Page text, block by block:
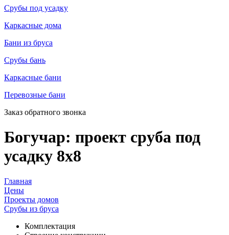
Срубы под усадку
Каркасные дома
Бани из бруса
Срубы бань
Каркасные бани
Перевозные бани
Заказ обратного звонка
Богучар: проект сруба под
усадку 8х8
Главная
Цены
Проекты домов
Срубы из бруса
Комплектация